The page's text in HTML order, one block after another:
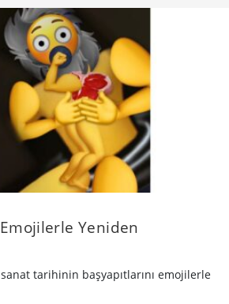
Yeniden
tarihinin başyapıtlarını emojilerle